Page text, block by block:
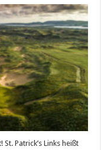
Patrick’s Links heißt